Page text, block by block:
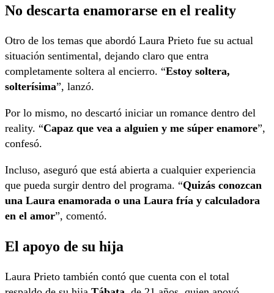
No descarta enamorarse en el reality
Otro de los temas que abordó Laura Prieto fue su actual
situación sentimental, dejando claro que entra
completamente soltera al encierro. “Estoy soltera,
solterísima”, lanzó.
Por lo mismo, no descartó iniciar un romance dentro del
reality. “Capaz que vea a alguien y me súper enamore”,
confesó.
Incluso, aseguró que está abierta a cualquier experiencia
que pueda surgir dentro del programa. “Quizás conozcan
una Laura enamorada o una Laura fría y calculadora
en el amor”, comentó.
El apoyo de su hija
Laura Prieto también contó que cuenta con el total